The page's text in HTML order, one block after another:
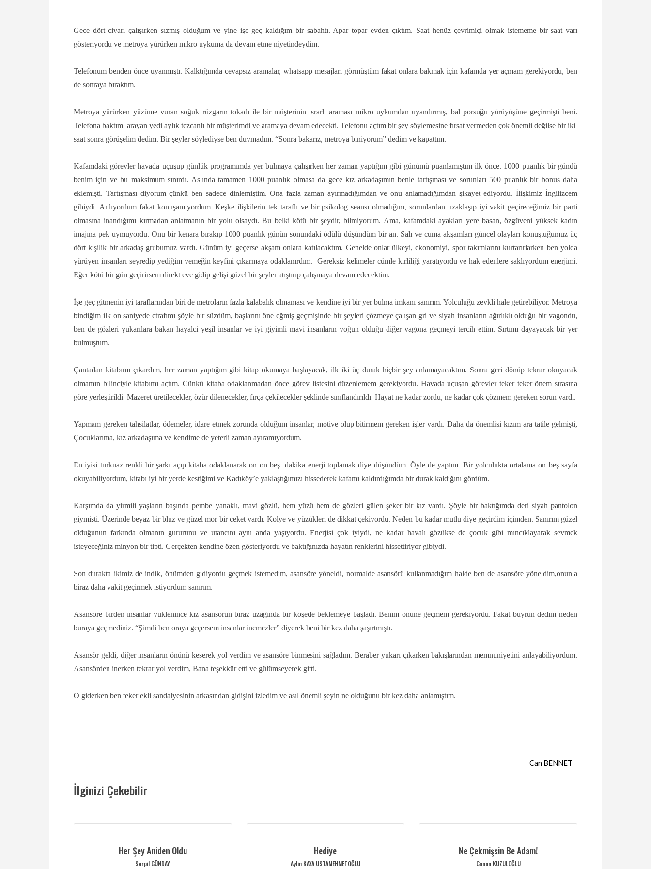
Gece dört civarı çalışırken sızmış olduğum ve yine işe geç kaldığım bir sabahtı. Apar topar evden çıktım. Saat henüz çevrimiçi olmak istememe bir saat varı
gösteriyordu ve metroya yürürken mikro uykuma da devam etme niyetindeydim.
Telefonum benden önce uyanmıştı. Kalktığımda cevapsız aramalar, whatsapp mesajları görmüştüm fakat onlara bakmak için kafamda yer açmam gerekiyordu, ben
de sonraya bıraktım.
Metroya yürürken yüzüme vuran soğuk rüzgarın tokadı ile bir müşterinin ısrarlı araması mikro uykumdan uyandırmış, bal porsuğu yürüyüşüne geçirmişti beni.
Telefona baktım, arayan yedi aylık tezcanlı bir müşterimdi ve aramaya devam edecekti. Telefonu açtım bir şey söylemesine fırsat vermeden çok önemli değilse bir iki
saat sonra görüşelim dedim. Bir şeyler söylediyse ben duymadım. “Sonra bakarız, metroya biniyorum” dedim ve kapattım.
Kafamdaki görevler havada uçuşup günlük programımda yer bulmaya çalışırken her zaman yaptığım gibi günümü puanlamıştım ilk önce. 1000 puanlık bir gündü
benim için ve bu maksimum sınırdı. Aslında tamamen 1000 puanlık olmasa da gece kız arkadaşımın benle tartışması ve sorunları 500 puanlık bir bonus daha
eklemişti. Tartışması diyorum çünkü ben sadece dinlemiştim. Ona fazla zaman ayırmadığımdan ve onu anlamadığımdan şikayet ediyordu. İlişkimiz İngilizcem
gibiydi. Anlıyordum fakat konuşamıyordum. Keşke ilişkilerin tek taraflı ve bir psikolog seansı olmadığını, sorunlardan uzaklaşıp iyi vakit geçireceğimiz bir parti
olmasına inandığımı kırmadan anlatmanın bir yolu olsaydı. Bu belki kötü bir şeydir, bilmiyorum. Ama, kafamdaki ayakları yere basan, özgüveni yüksek kadın
imajına pek uymuyordu. Onu bir kenara bırakıp 1000 puanlık günün sonundaki ödülü düşündüm bir an. Salı ve cuma akşamları güncel olayları konuştuğumuz üç
dört kişilik bir arkadaş grubumuz vardı. Günüm iyi geçerse akşam onlara katılacaktım. Genelde onlar ülkeyi, ekonomiyi, spor takımlarını kurtarırlarken ben yolda
yürüyen insanları seyredip yediğim yemeğin keyfini çıkarmaya odaklanırdım.
Gereksiz kelimeler cümle kirliliği yaratıyordu ve hak edenlere saklıyordum enerjimi.
Eğer kötü bir gün geçirirsem direkt eve gidip gelişi güzel bir şeyler atıştırıp çalışmaya devam edecektim.
İşe geç gitmenin iyi taraflarından biri de metroların fazla kalabalık olmaması ve kendine iyi bir yer bulma imkanı sanırım. Yolculuğu zevkli hale getirebiliyor. Metroya
bindiğim ilk on saniyede etrafımı şöyle bir süzdüm, başlarını öne eğmiş geçmişinde bir şeyleri çözmeye çalışan gri ve siyah insanların ağırlıklı olduğu bir vagondu,
ben de gözleri yukarılara bakan hayalci yeşil insanlar ve iyi giyimli mavi insanların yoğun olduğu diğer vagona geçmeyi tercih ettim. Sırtımı dayayacak bir yer
bulmuştum.
Çantadan kitabımı çıkardım, her zaman yaptığım gibi kitap okumaya başlayacak, ilk iki üç durak hiçbir şey anlamayacaktım. Sonra geri dönüp tekrar okuyacak
olmamın bilinciyle kitabımı açtım. Çünkü kitaba odaklanmadan önce görev listesini düzenlemem gerekiyordu. Havada uçuşan görevler teker teker önem sırasına
göre yerleştirildi. Mazeret üretilecekler, özür dilenecekler, fırça çekilecekler şeklinde sınıflandırıldı. Hayat ne kadar zordu, ne kadar çok çözmem gereken sorun vardı.
Yapmam gereken tahsilatlar, ödemeler, idare etmek zorunda olduğum insanlar, motive olup bitirmem gereken işler vardı. Daha da önemlisi kızım ara tatile gelmişti,
Çocuklarıma, kız arkadaşıma ve kendime de yeterli zaman ayıramıyordum.
En iyisi turkuaz renkli bir şarkı açıp kitaba odaklanarak on on beş dakika enerji toplamak diye düşündüm. Öyle de yaptım. Bir yolculukta ortalama on beş sayfa
okuyabiliyordum, kitabı iyi bir yerde kestiğimi ve Kadıköy’e yaklaştığımızı hissederek kafamı kaldırdığımda bir durak kaldığını gördüm.
Karşımda da yirmili yaşların başında pembe yanaklı, mavi gözlü, hem yüzü hem de gözleri gülen şeker bir kız vardı. Şöyle bir baktığımda deri siyah pantolon
giymişti. Üzerinde beyaz bir bluz ve güzel mor bir ceket vardı. Kolye ve yüzükleri de dikkat çekiyordu. Neden bu kadar mutlu diye geçirdim içimden. Sanırım güzel
olduğunun farkında olmanın gururunu ve utancını aynı anda yaşıyordu. Enerjisi çok iyiydi, ne kadar havalı gözükse de çocuk gibi mıncıklayarak sevmek
isteyeceğiniz minyon bir tipti. Gerçekten kendine özen gösteriyordu ve baktığınızda hayatın renklerini hissettiriyor gibiydi.
Son durakta ikimiz de indik, önümden gidiyordu geçmek istemedim, asansöre yöneldi, normalde asansörü kullanmadığım halde ben de asansöre yöneldim,onunla
biraz daha vakit geçirmek istiyordum sanırım.
Asansöre birden insanlar yüklenince kız asansörün biraz uzağında bir köşede beklemeye başladı. Benim önüne geçmem gerekiyordu. Fakat buyrun dedim neden
buraya geçmediniz. “Şimdi ben oraya geçersem insanlar inemezler” diyerek beni bir kez daha şaşırtmıştı.
Asansör geldi, diğer insanların önünü keserek yol verdim ve asansöre binmesini sağladım. Beraber yukarı çıkarken bakışlarından memnuniyetini anlayabiliyordum.
Asansörden inerken tekrar yol verdim, Bana teşekkür etti ve gülümseyerek gitti.
O giderken ben tekerlekli sandalyesinin arkasından gidişini izledim ve asıl önemli şeyin ne olduğunu bir kez daha anlamıştım.
Can BENNET
İlginizi Çekebilir
Her Şey Aniden Oldu
Serpil GÜNDAY
Hediye
Aylin KAYA USTAMEHMETOĞLU
Ne Çekmişsin Be Adam!
Canan KUZULOĞLU